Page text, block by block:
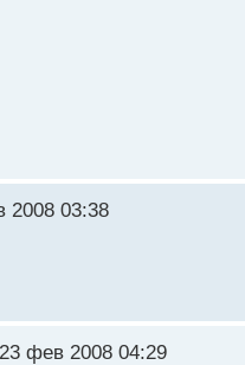
2008 03:38
фев 2008 04:29